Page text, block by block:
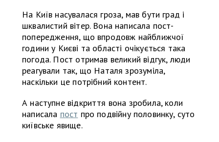
На Київ насувалася гроза, мав бути град і
шквалистий вітер. Вона написала пост-
попередження, що впродовж найближчої
години у Києві та області очікується така
погода. Пост отримав великий відгук, люди
реагували так, що Наталя зрозуміла,
наскільки це потрібний контент.
А наступне відкриття вона зробила, коли
написала пост про подвійну половинку, суто
київське явище.